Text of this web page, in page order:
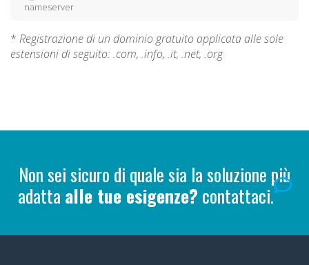
nameserver
* Registrazione di un dominio gratuito applicata alle sole
estensioni di seguito: .com, .info, .it, .net, .org
Non sei sicuro di quale sia la soluzione più
adatta alle tue esigenze? contattaci.